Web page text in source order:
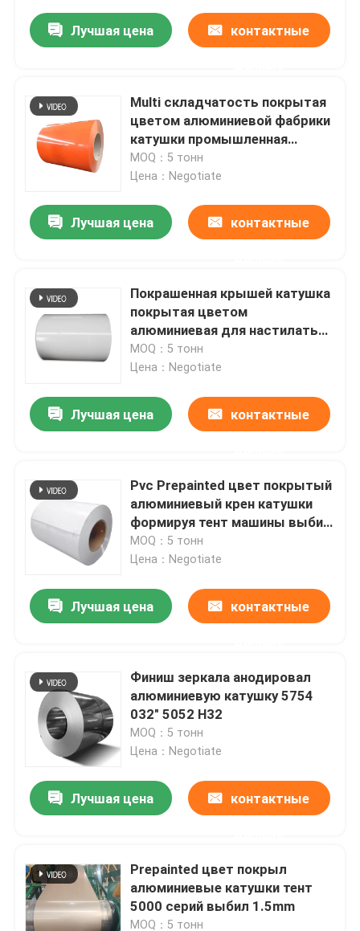
Продукция
О Компании
контроль качества
Отправить запрос
Катушка финиша мельницы алюминиевая
Катушка покрытая цветом алюминиевая
Холоднопрокатная алюминиевая катушка
Лучшая цена контактные
Multi складчатость покрытая
цветом алюминиевой фабрики
катушки промышленная
голоса катушки Astm B209
сплавляет 3003 H14
MOQ：5 тонн
Цена：Negotiate
Лучшая цена контактные
Покрашенная крышей катушка
покрытая цветом
алюминиевая для настилать
крышу зеркало с голубым
креном фильма вверх по
MOQ：5 тонн
Цена：Negotiate
Лучшая цена контактные
Pvc Prepainted цвет покрытый
алюминиевый крен катушки
формируя тент машины выбил
0.018-1.5mm
MOQ：5 тонн
Цена：Negotiate
Лучшая цена контактные
Финиш зеркала анодировал
алюминиевую катушку 5754
032" 5052 H32
MOQ：5 тонн
Цена：Negotiate
Лучшая цена контактные
Prepainted цвет покрыл
алюминиевые катушки тент
5000 серий выбил 1.5mm
MOQ：5 тонн